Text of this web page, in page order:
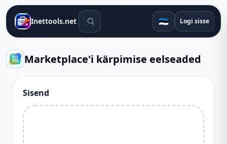
Inettools.net Otsingutööriistad 🇪🇪 Logi sisse
Marketplace'i kärpimise eelseaded
Sisend